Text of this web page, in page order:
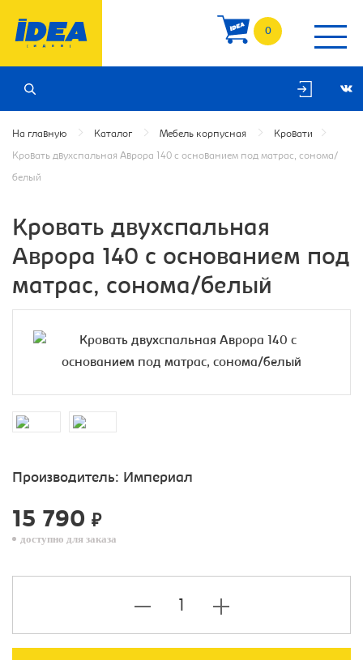
0
На главную Каталог Мебель корпусная Кровати
Кровать двухспальная Аврора 140 с основанием под матрас, сонома/
белый
Кровать двухспальная
Аврора 140 с основанием под
матрас, сонома/белый
Производитель: Империал
15 790 ₽
доступно для заказа